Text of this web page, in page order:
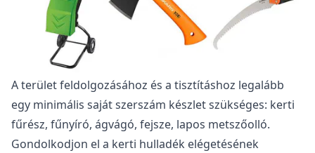
A terület feldolgozásához és a tisztításhoz legalább
egy minimális saját szerszám készlet szükséges: kerti
fűrész, fűnyíró, ágvágó, fejsze, lapos metszőolló.
Gondolkodjon el a kerti hulladék elégetésének